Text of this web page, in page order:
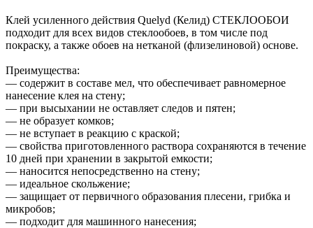
Клей усиленного действия Quelyd (Келид) СТЕКЛООБОИ
подходит для всех видов стеклообоев, в том числе под
покраску, а также обоев на нетканой (флизелиновой) основе.
Преимущества:
— содержит в составе мел, что обеспечивает равномерное
нанесение клея на стену;
— при высыхании не оставляет следов и пятен;
— не образует комков;
— не вступает в реакцию с краской;
— свойства приготовленного раствора сохраняются в течение
10 дней при хранении в закрытой емкости;
— наносится непосредственно на стену;
— идеальное скольжение;
— защищает от первичного образования плесени, грибка и
микробов;
— подходит для машинного нанесения;